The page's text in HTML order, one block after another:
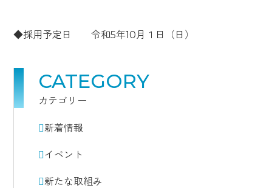
◆採用予定日 令和5年10月１日（日）
CATEGORY
カテゴリー
新着情報
イベント
新たな取組み